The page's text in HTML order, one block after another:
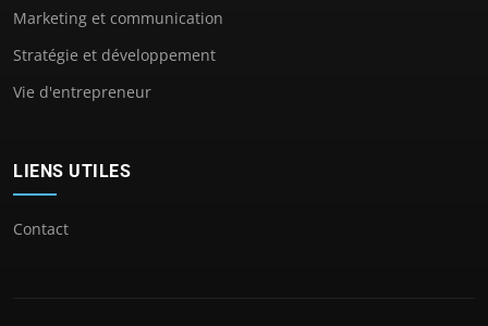
Marketing et communication
Stratégie et développement
Vie d'entrepreneur
LIENS UTILES
Contact